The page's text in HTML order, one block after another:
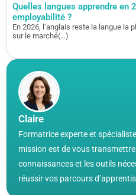
Claire
Formatrice experte et
mission est de vous
connaissances et les outils
réussir vos parcours
Quelles langues apprendre en
employabilité ?
En 2026, l’anglais reste la langue la
sur le marché(…)